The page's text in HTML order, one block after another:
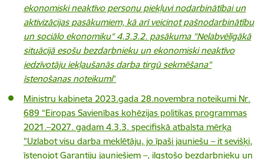
ekonomiski neaktīvo personu piekļuvi nodarbinātībai un
aktivizācijas pasākumiem, kā arī veicinot pašnodarbinātību
un sociālo ekonomiku" 4.3.3.2. pasākuma "Nelabvēlīgākā
situācijā esošu bezdarbnieku un ekonomiski neaktīvo
iedzīvotāju iekļaušanās darba tirgū sekmēšana"
īstenošanas noteikumi”
Ministru kabineta 2023.gada 28.novembra noteikumi Nr.
689 “Eiropas Savienības kohēzijas politikas programmas
2021.–2027. gadam 4.3.3. specifiskā atbalsta mērķa
"Uzlabot visu darba meklētāju, jo īpaši jauniešu – it sevišķi,
īstenojot Garantiju jauniešiem –, ilgstošo bezdarbnieku un